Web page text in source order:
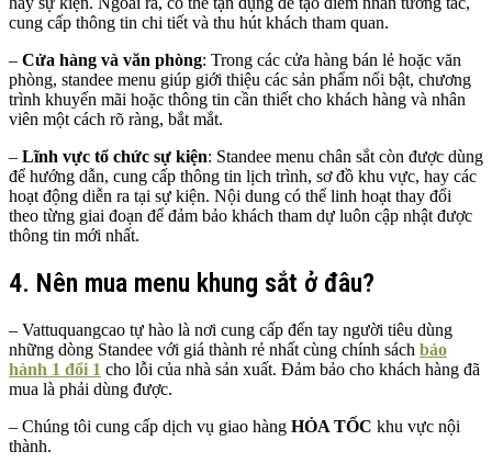
cung cấp thông tin chi tiết và thu hút khách tham quan.
– Cửa hàng và văn phòng: Trong các cửa hàng bán lẻ hoặc văn
phòng, standee menu giúp giới thiệu các sản phẩm nổi bật, chương
trình khuyến mãi hoặc thông tin cần thiết cho khách hàng và nhân
viên một cách rõ ràng, bắt mắt.
– Lĩnh vực tổ chức sự kiện: Standee menu chân sắt còn được dùng
để hướng dẫn, cung cấp thông tin lịch trình, sơ đồ khu vực, hay các
hoạt động diễn ra tại sự kiện. Nội dung có thể linh hoạt thay đổi
theo từng giai đoạn để đảm bảo khách tham dự luôn cập nhật được
thông tin mới nhất.
4. Nên mua menu khung sắt ở đâu?
– Vattuquangcao tự hào là nơi cung cấp đến tay người tiêu dùng
những dòng Standee với giá thành rẻ nhất cùng chính sách bảo
hành 1 đổi 1 cho lỗi của nhà sản xuất. Đảm bảo cho khách hàng đã
mua là phải dùng được.
– Chúng tôi cung cấp dịch vụ giao hàng HỎA TỐC khu vực nội
thành.